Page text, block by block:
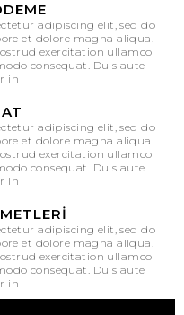
adipiscing elit, sed do
et dolore magna aliqua.
exercitation ullamco
consequat. Duis aute
in
adipiscing elit, sed do
et dolore magna aliqua.
exercitation ullamco
consequat. Duis aute
in
adipiscing elit, sed do
et dolore magna aliqua.
exercitation ullamco
consequat. Duis aute
in